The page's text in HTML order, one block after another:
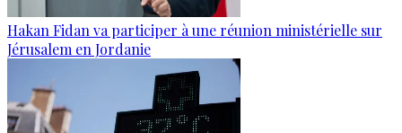
Hakan Fidan va participer à une réunion ministérielle sur
Jérusalem en Jordanie